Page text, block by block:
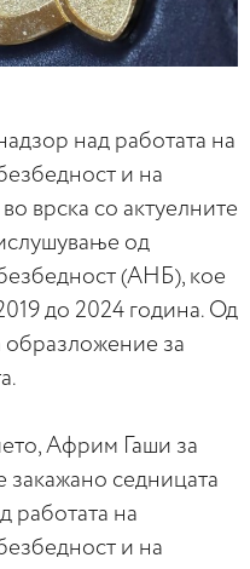
над работата на
и на
врска со актуелните
од
(АНБ), кое
до 2024 година. Од
за
Африм Гаши за
закажано седницата
работата на
и на